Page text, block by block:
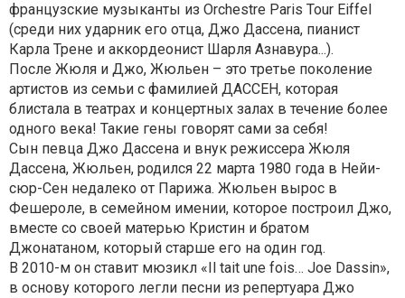
французские музыканты из Orchestre Paris Tour Eiffel
(среди них ударник его отца, Джо Дассена, пианист
Карла Трене и аккордеонист Шарля Азнавура...).
После Жюля и Джо, Жюльен – это третье поколение
артистов из семьи с фамилией ДАССЕН, которая
блистала в театрах и концертных залах в течение более
одного века! Такие гены говорят сами за себя!
Сын певца Джо Дассена и внук режиссера Жюля
Дассена, Жюльен, родился 22 марта 1980 года в Нейи-
сюр-Сен недалеко от Парижа. Жюльен вырос в
Фешероле, в семейном имении, которое построил Джо,
вместе со своей матерью Кристин и братом
Джонатаном, который старше его на один год.
В 2010-м он ставит мюзикл «Il tait une fois… Joe Dassin»,
в основу которого легли песни из репертуара Джо